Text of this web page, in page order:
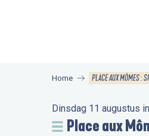
Home PLACE AUX MÔMES :
Dinsdag 11 augustus
Place aux